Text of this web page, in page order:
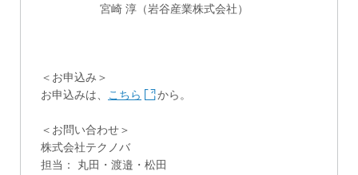
宮崎 淳（岩谷産業株式会社）
＜お申込み＞
お申込みは、 こちら から。
＜お問い合わせ＞
株式会社テクノバ
担当： 丸田・渡邉・松田